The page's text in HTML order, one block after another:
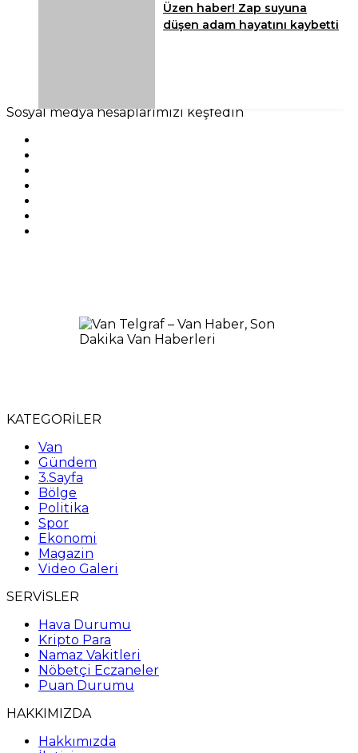
Üzen haber! Zap suyuna
düşen adam hayatını kaybetti
Sosyal medya hesaplarımızı keşfedin
KATEGORİLER
Van
Gündem
3.Sayfa
Bölge
Politika
Spor
Ekonomi
Magazin
Video Galeri
SERVİSLER
Hava Durumu
Kripto Para
Namaz Vakitleri
Nöbetçi Eczaneler
Puan Durumu
HAKKIMIZDA
Hakkımızda